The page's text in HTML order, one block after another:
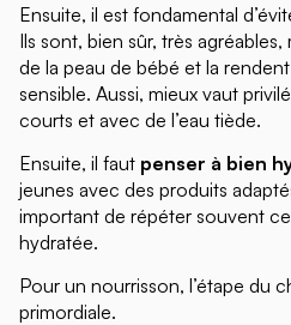
Ensuite, il est fondamental
Ils sont, bien sûr, très
de la peau de bébé et la
sensible. Aussi, mieux vaut
courts et avec de l’eau tiède.
Ensuite, il faut penser à bien
jeunes avec des produits
important de répéter souvent
hydratée.
Pour un nourrisson, l’étape du
primordiale.